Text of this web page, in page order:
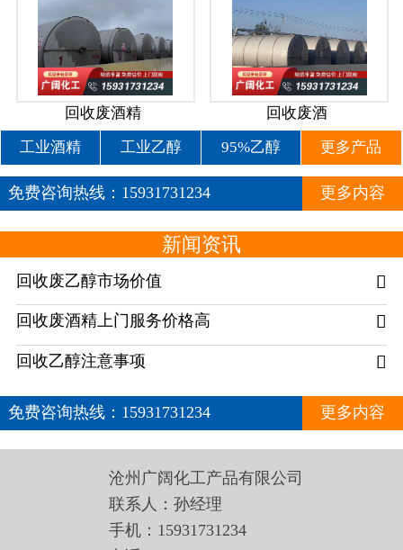
回收废酒精 回收废酒
工业酒精 工业乙醇 95%乙醇 更多产品
免费咨询热线： 15931731234 更多内容
新闻资讯
回收废乙醇市场价值 
回收废酒精上门服务价格高 
回收乙醇注意事项 
免费咨询热线： 15931731234 更多内容
沧州广阔化工产品有限公司
联系人：孙经理
手机：15931731234